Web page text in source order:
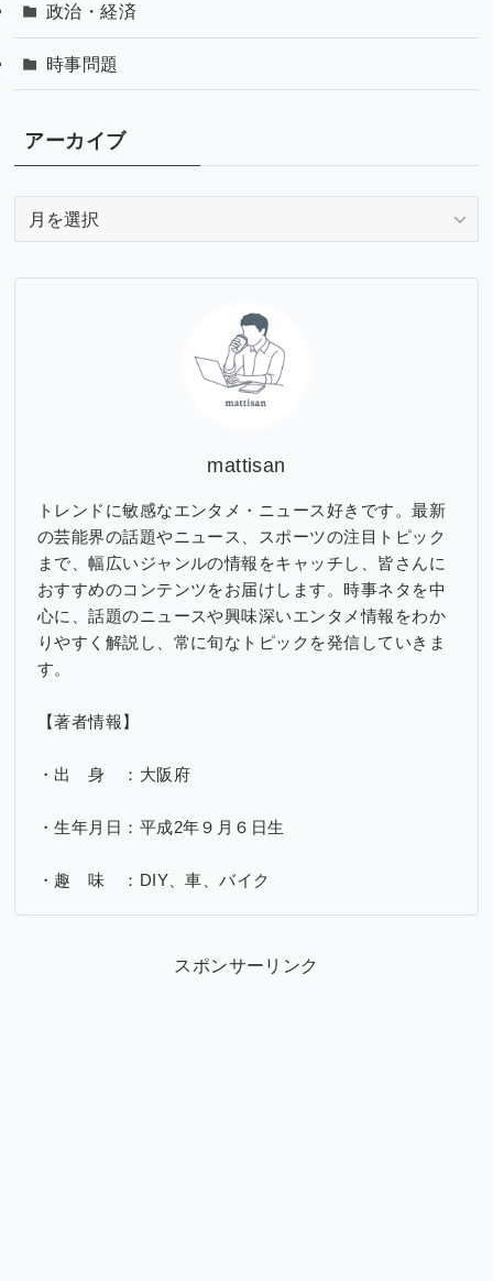
政治・経済
時事問題
アーカイブ
mattisan
トレンドに敏感なエンタメ・ニュース好きです。最新
の芸能界の話題やニュース、スポーツの注目トピック
まで、幅広いジャンルの情報をキャッチし、皆さんに
おすすめのコンテンツをお届けします。時事ネタを中
心に、話題のニュースや興味深いエンタメ情報をわか
りやすく解説し、常に旬なトピックを発信していきま
す。
【著者情報】
・出 身 ：大阪府
・生年月日：平成2年９月６日生
・趣 味 ：DIY、車、バイク
スポンサーリンク